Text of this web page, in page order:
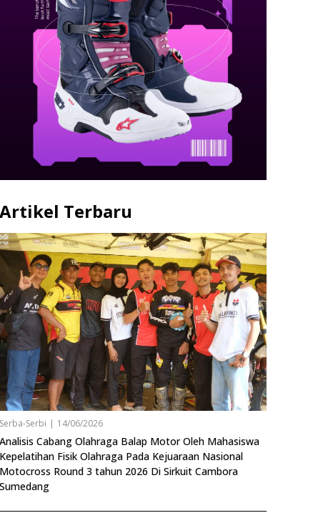
Artikel Terbaru
Serba-Serbi | 14/06/2026
Analisis Cabang Olahraga Balap Motor Oleh Mahasiswa
Kepelatihan Fisik Olahraga Pada Kejuaraan Nasional
Motocross Round 3 tahun 2026 Di Sirkuit Cambora
Sumedang